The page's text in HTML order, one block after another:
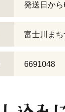
発送日か
富士川ま
6691048